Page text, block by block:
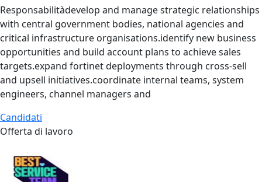
Responsabilitàdevelop and manage strategic relationships
with central government bodies, national agencies and
critical infrastructure organisations.identify new business
opportunities and build account plans to achieve sales
targets.expand fortinet deployments through cross‑sell
and upsell initiatives.coordinate internal teams, system
engineers, channel managers and
Candidati
Offerta di lavoro